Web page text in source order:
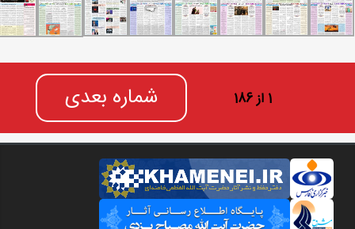
1 از 186 شماره بعدی